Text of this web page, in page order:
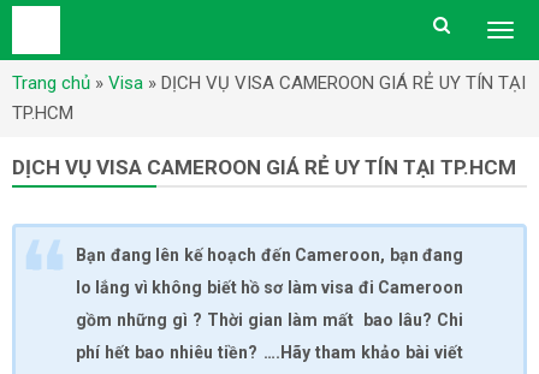
Trang chủ » Visa » DỊCH VỤ VISA CAMEROON GIÁ RẺ UY TÍN TẠI
TP.HCM
DỊCH VỤ VISA CAMEROON GIÁ RẺ UY TÍN TẠI TP.HCM
Bạn đang lên kế hoạch đến Cameroon, bạn đang
lo lắng vì không biết hồ sơ làm visa đi Cameroon
gồm những gì ? Thời gian làm mất bao lâu? Chi
phí hết bao nhiêu tiền? ….Hãy tham khảo bài viết